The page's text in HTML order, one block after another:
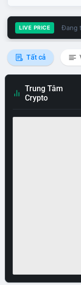
LIVE PRICE Đang
Tất cả
Trung Tâm
Crypto